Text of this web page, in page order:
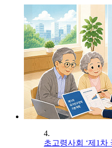
4.
초고령사회 ‘제1차